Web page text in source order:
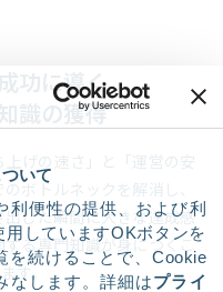
いて
利便性の提供、および利
していますOKボタンを
を続けることで、Cookie
なします。詳細はプライ
功に導く
識の獲得
ボトルネックを解消し、
した瞬間に大きな達成感
る専門知識が身につくこ
す。